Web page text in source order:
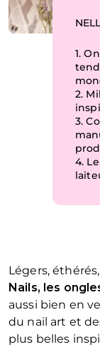
1.
2.
3.
4.
Légers,
Nails, les
aussi bien en
du nail art et
plus belles